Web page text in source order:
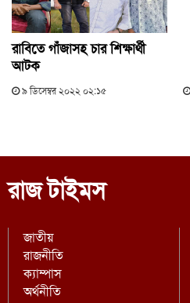
রাবিতে গাঁজাসহ চার শিক্ষার্থী
আটক
৯ ডিসেম্বর ২০২২ ০২:১৫
রাজ টাইমস
জাতীয়
রাজনীতি
ক্যাম্পাস
অর্থনীতি